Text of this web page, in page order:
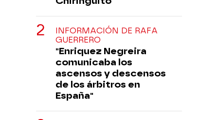
INFORMACIÓN DE RAFA
GUERRERO
"Enriquez Negreira
comunicaba los
ascensos y descensos
de los árbitros en
España"